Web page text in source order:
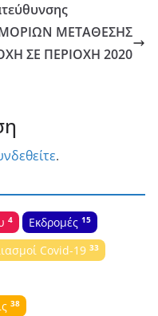
ΜΕΤΑΘΕΣΗΣ
ΣΕ ΠΕΡΙΟΧΗ 2020
.
4 Εκδρομές 15
Covid-19 33
38